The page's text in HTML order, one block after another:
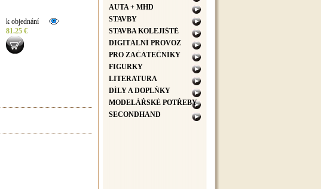
k objednání
81.25 €
AUTA + MHD
STAVBY
STAVBA KOLEJIŠTĚ
DIGITÁLNÍ PROVOZ
PRO ZAČÁTEČNÍKY
FIGURKY
LITERATURA
DÍLY A DOPLŇKY
MODELÁŘSKÉ POTŘEBY
SECONDHAND